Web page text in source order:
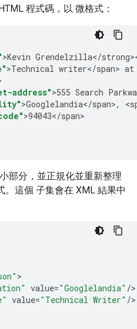
程式碼，以 微格式：
>Kevin Grendelzilla</strong
>Technical writer</span> at
address">555 Search
>Googlelandia</span>, <
>94043</span
部分，並正規化並重新整理
這個 子集會在 XML 結果中
value="Googlelandia" /
value="Technical Writer" /